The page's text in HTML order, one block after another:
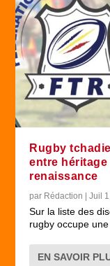
Rugby
entre
renaissance
par Rédaction |Juil
Sur la liste des
rugby occupe
EN SAVOIR